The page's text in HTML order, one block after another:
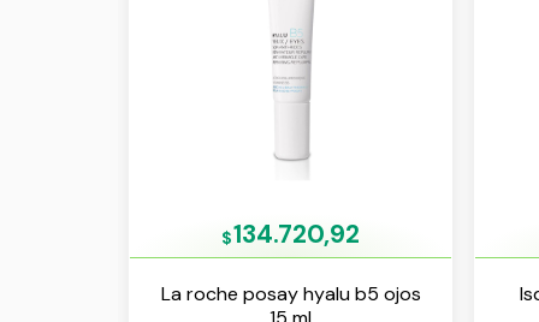
$134.720,92
La roche posay hyalu b5 ojos